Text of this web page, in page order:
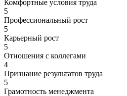
Комфортные условия труда
5
Профессиональный рост
5
Карьерный рост
5
Отношения с коллегами
4
Признание результатов труда
5
Грамотность менеджмента